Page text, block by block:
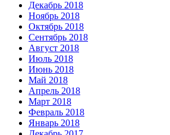
Декабрь 2018
Ноябрь 2018
Октябрь 2018
Сентябрь 2018
Август 2018
Июль 2018
Июнь 2018
Май 2018
Апрель 2018
Март 2018
Февраль 2018
Январь 2018